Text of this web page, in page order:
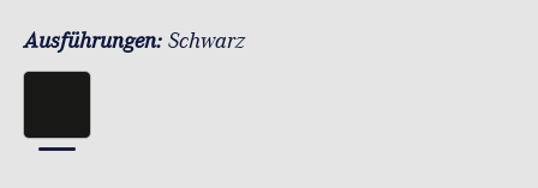
Ausführungen: Schwarz